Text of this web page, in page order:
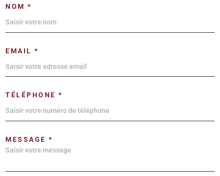
NOM *
EMAIL *
TÉLÉPHONE *
MESSAGE *